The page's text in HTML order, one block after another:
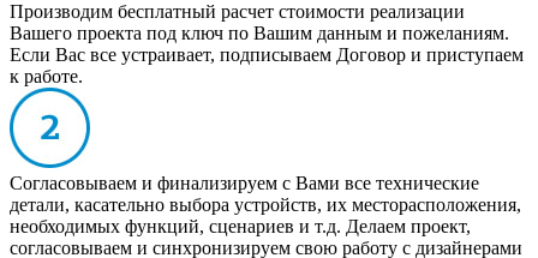
Производим бесплатный расчет стоимости реализации
Вашего проекта под ключ по Вашим данным и пожеланиям.
Если Вас все устраивает, подписываем Договор и приступаем
к работе.
Согласовываем и финализируем с Вами все технические
детали, касательно выбора устройств, их месторасположения,
необходимых функций, сценариев и т.д. Делаем проект,
согласовываем и синхронизируем свою работу с дизайнерами